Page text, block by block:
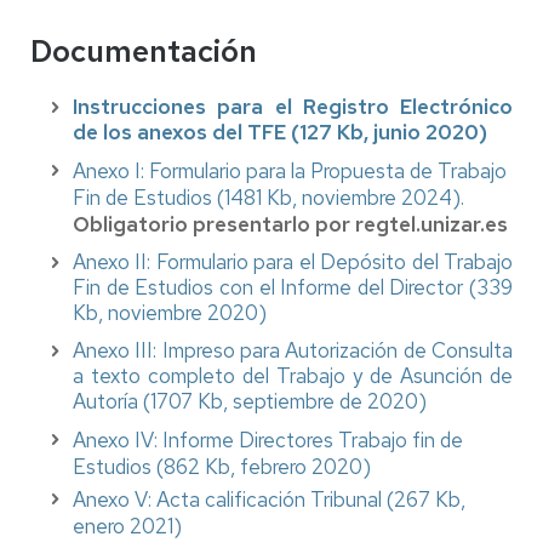
Documentación
Instrucciones para el Registro Electrónico
de los anexos del TFE (127 Kb, junio 2020)
Anexo I: Formulario para la Propuesta de Trabajo
Fin de Estudios (1481 Kb, noviembre 2024).
Obligatorio presentarlo por regtel.unizar.es
Anexo II: Formulario para el Depósito del Trabajo
Fin de Estudios con el Informe del Director (339
Kb, noviembre 2020)
Anexo III: Impreso para Autorización de Consulta
a texto completo del Trabajo y de Asunción de
Autoría (1707 Kb, septiembre de 2020)
Anexo IV: Informe Directores Trabajo fin de
Estudios (862 Kb, febrero 2020)
Anexo V: Acta calificación Tribunal (267 Kb,
enero 2021)